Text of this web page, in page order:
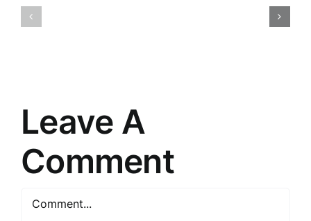
māksla
Leave A
Comment
Comment